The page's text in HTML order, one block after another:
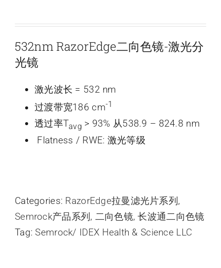
532nm RazorEdge二向色镜-激光分
光镜
激光波长 = 532 nm
过渡带宽186 cm-1
透过率Tavg > 93% 从538.9 – 824.8 nm
Flatness / RWE: 激光等级
Categories: RazorEdge拉曼滤光片系列 ,
Semrock产品系列 , 二向色镜,长波通二向色镜
Tag:Semrock/ IDEX Health & Science LLC